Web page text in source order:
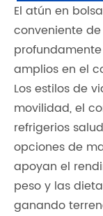
El atún en
conveniente
amplios en el
Los estilos de
movilidad, el
refrigerios
opciones de
apoyan el
peso y las
ganando